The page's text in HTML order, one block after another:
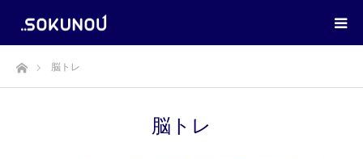
ホーム脳トレ
脳トレ